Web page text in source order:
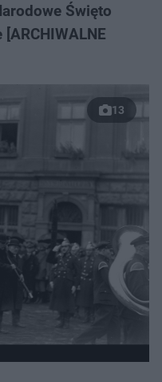
Święto
13